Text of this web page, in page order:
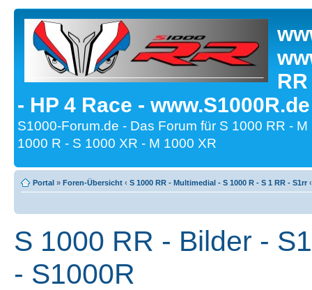
- HP 4 Race -
S1000-Forum.de - Das Forum für S 1000 RR -
1000 R - S 1000 XR - M 1000 XR
Portal » Foren-Übersicht ‹ S 1000 RR - Multimedial - S 1000 R - S 1 RR - S1rr ‹
S 1000 RR - Bilder -
- S1000R